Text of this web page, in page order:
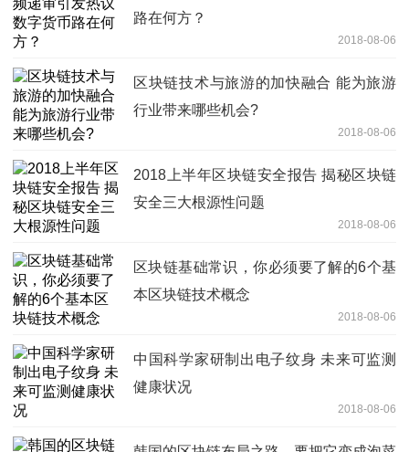
路在何方？
2018-08-06
区块链技术与旅游的加快融合 能为旅游
行业带来哪些机会?
2018-08-06
2018上半年区块链安全报告 揭秘区块链
安全三大根源性问题
2018-08-06
区块链基础常识，你必须要了解的6个基
本区块链技术概念
2018-08-06
中国科学家研制出电子纹身 未来可监测
健康状况
2018-08-06